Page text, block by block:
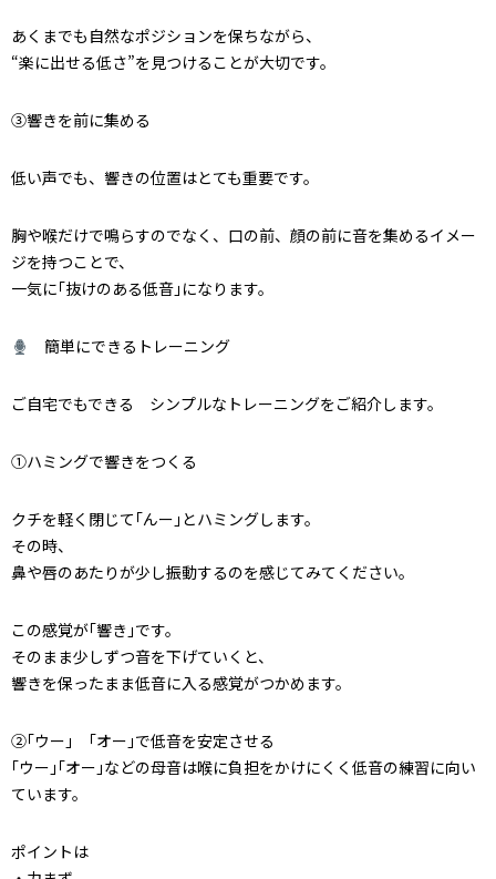
あくまでも自然なポジションを保ちながら、
“楽に出せる低さ”を見つけることが大切です。
③響きを前に集める
低い声でも、響きの位置はとても重要です。
胸や喉だけで鳴らすのでなく、口の前、顔の前に音を集めるイメー
ジを持つことで、
一気に｢抜けのある低音｣になります。
簡単にできるトレーニング
ご自宅でもできる シンプルなトレーニングをご紹介します。
①ハミングで響きをつくる
クチを軽く閉じて｢んー｣とハミングします。
その時、
鼻や唇のあたりが少し振動するのを感じてみてください。
この感覚が｢響き｣です。
そのまま少しずつ音を下げていくと、
響きを保ったまま低音に入る感覚がつかめます。
②｢ウー｣ ｢オー｣で低音を安定させる
｢ウー｣｢オー｣などの母音は喉に負担をかけにくく低音の練習に向い
ています。
ポイントは